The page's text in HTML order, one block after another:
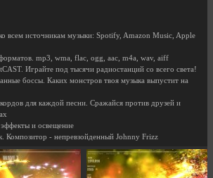
всем источникам музыки: Spotify, Amazon Music, Apple
mp3, wma, flac, ogg, aac, m4a, wav, aiff
Играйте под тысячи радиостанций со всего света!
боссы. Каких монстров твоя музыка выпустит на
для каждой песни. Сражайся против друзей и
и освещение
Композитор - непревзойденный Johnny Frizz